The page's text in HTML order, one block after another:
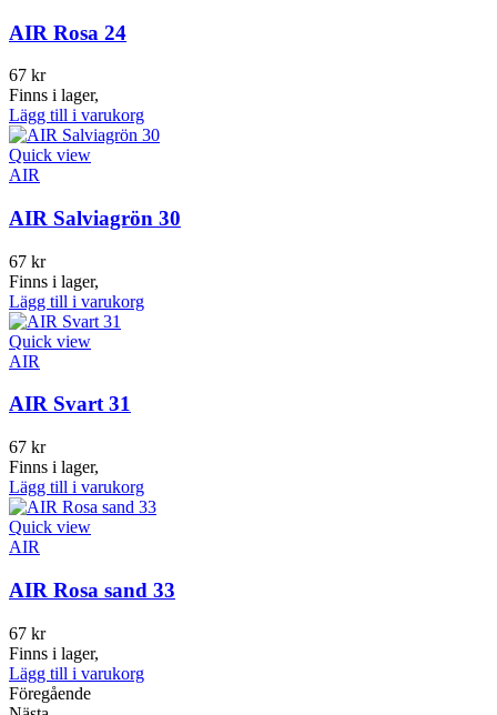
AIR Rosa 24
67 kr
Finns i lager,
Lägg till i varukorg
Quick view
AIR
AIR Salviagrön 30
67 kr
Finns i lager,
Lägg till i varukorg
Quick view
AIR
AIR Svart 31
67 kr
Finns i lager,
Lägg till i varukorg
Quick view
AIR
AIR Rosa sand 33
67 kr
Finns i lager,
Lägg till i varukorg
Föregående